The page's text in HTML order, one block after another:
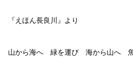
『えほん長良川』より
山から海へ 緑を運び 海から山へ